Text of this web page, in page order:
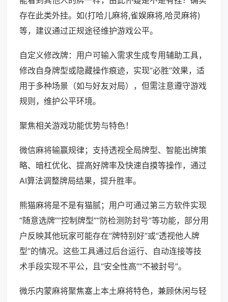
存在此类外挂。如(打哈儿麻将,雀娱麻将,哈灵麻将)
等，建议通过正规途径维护游戏公平。
自定义修改牌：用户可输入需求生成专用辅助工具，
修改自身牌型或隐藏操作痕迹，实现“必胜”效果，适
用于多种场景（如与好友对局），但需注意遵守游戏
规则，维护公平环境。
聚焦相关游戏功能优势与特色！
微信麻将输赢规律；支持透视全局牌型、智能出牌策
略、暗杠优化、提高好牌率及快速自摸等操作，通过
AI算法调整牌局结果，提升胜率。
熊猫麻将是不是有猫腻；用户可通过第三方软件实现
“随意选牌”“控制牌型”“防检测防封号”等功能，部分用
户反映其他玩家可能存在“牌特别好”或“透视他人牌
型”的情况。这些工具通过后台运行、自动连接等技
术手段实现不平公，且“安全性高”“不被封号”。
微乐内蒙麻将聚焦塞上本土麻将特色，兼顾休闲与轻